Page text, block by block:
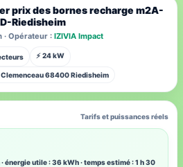
prix des bornes recharge m2A-
Riedisheim
· Opérateur : IZIVIA Impact
⚡ 24 kW
Clemenceau 68400 Riedisheim
Tarifs et puissances réels
énergie utile : 36 kWh · temps estimé : 1 h 30